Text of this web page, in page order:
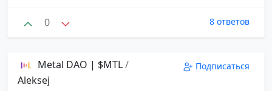
0 8 ответов
Metal DAO | $MTL/
Aleksej
Подписаться